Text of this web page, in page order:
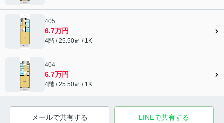
405
6.7万円
4階 / 25.50㎡ / 1K
404
6.7万円
4階 / 25.50㎡ / 1K
メールで共有する LINEで共有する